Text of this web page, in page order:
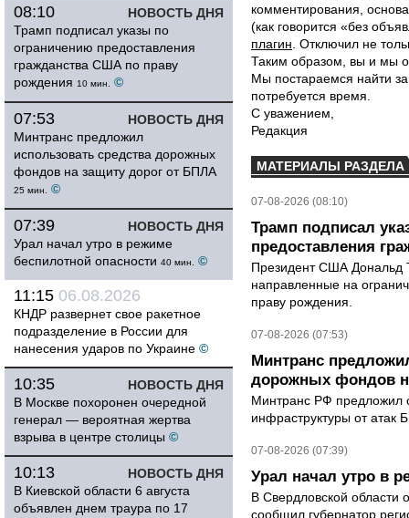
НОВОСТЬ ДНЯ
08:10
Трамп подписал указы по
ограничению предоставления
гражданства США по праву
рождения 10 мин. ©
НОВОСТЬ ДНЯ
07:53
Минтранс предложил
использовать средства дорожных
фондов на защиту дорог от БПЛА
25 мин. ©
НОВОСТЬ ДНЯ
07:39
Урал начал утро в режиме
беспилотной опасности 40 мин. ©
11:15 06.08.2026
КНДР развернет свое ракетное
подразделение в России для
нанесения ударов по Украине ©
НОВОСТЬ ДНЯ
10:35
В Москве похоронен очередной
генерал — вероятная жертва
взрыва в центре столицы ©
НОВОСТЬ ДНЯ
10:13
В Киевской области 6 августа
объявлен днем траура по 17
комментирования,
(как говорится «без
плагин . Отключил не
Таким образом, вы и мы
Мы постараемся найти
потребуется время.
С уважением,
Редакция
МАТЕРИАЛЫ РАЗДЕЛА
07-08-2026 (08:10)
Трамп подписал
предоставления
Президент США Дональд
направленные на
праву рождения.
07-08-2026 (07:53)
Минтранс
дорожных фондов
Минтранс РФ предложил
инфраструктуры от атак
07-08-2026 (07:39)
Урал начал утро в
В Свердловской области
сообщил губернатор